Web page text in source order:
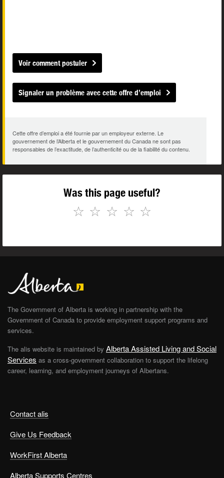
Voir comment postuler
Signaler un problème avec cette offre d’emploi
Cette offre d’emploi a été fournie par un employeur externe. Le
gouvernement de l’Alberta et le gouvernement du Canada ne sont pas
responsables de l’exactitude, de l’authenticité ou de la fiabilité du contenu.
Was this page useful?
☆
☆
☆
☆
☆
Contact alis
Give Us Feedback
WorkFirst Alberta
Alberta Supports Centres
The Government of Alberta is working in partnership with the
Government of Canada to provide employment support programs and
services.
The alis website is maintained by Alberta Assisted Living and Social
Services as a cross-government collaboration to support the lifelong
career, learning, and employment journeys of Albertans.